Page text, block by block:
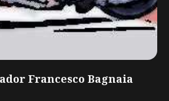
Francesco Bagnaia